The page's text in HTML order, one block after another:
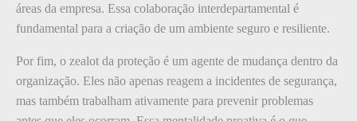
áreas da empresa. Essa colaboração interdepartamental é
fundamental para a criação de um ambiente seguro e resiliente.
Por fim, o zealot da proteção é um agente de mudança dentro da
organização. Eles não apenas reagem a incidentes de segurança,
mas também trabalham ativamente para prevenir problemas